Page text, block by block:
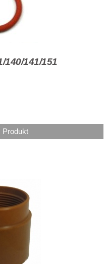
140/141/151
Produkt